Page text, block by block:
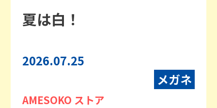
夏は白！
2026.07.25
メガネ
AMESOKO ストア